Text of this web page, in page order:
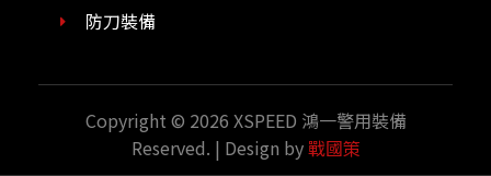
防刀裝備
Copyright © 2026 XSPEED 鴻一警用裝備
Reserved. | Design by戰國策